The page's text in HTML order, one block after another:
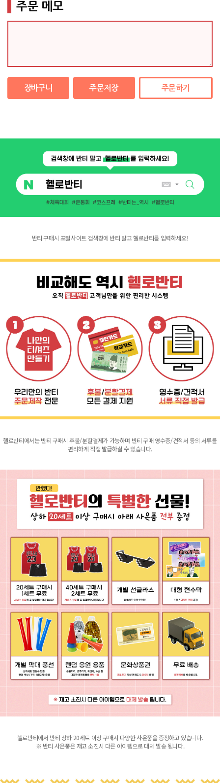
주문 메모
장바구니 주문저장 주문하기
반티 구매시 포털사이트 검색창에 반티 말고 헬로반티를 입력하세요!
헬로반티에서는 반티 구매시 후불/분할결제가 가능하며 반티 구매 영수증/견적서 등의 서류를
편리하게 직접 발급하실 수 있습니다.
헬로반티에서 반티 상하 20세트 이상 구매시 다양한 사은품을 증정하고 있습니다.
※ 반티 사은품은 재고 소진시 다른 아이템으로 대체 발송 됩니다.